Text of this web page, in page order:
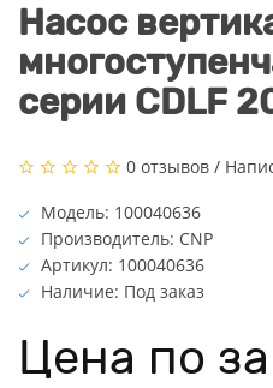
Насос
серии CDLF
0 отзывов /
Модель: 100040636
Производитель: CNP
Артикул: 100040636
Наличие: Под заказ
Цена по